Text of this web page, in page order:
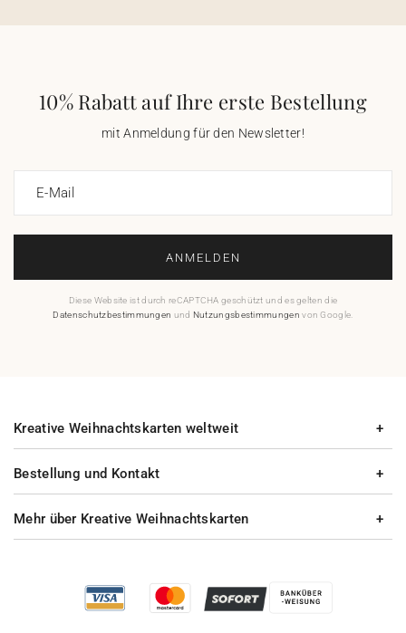
10% Rabatt auf Ihre erste Bestellung
mit Anmeldung für den Newsletter!
E-Mail
ANMELDEN
Diese Website ist durch reCAPTCHA geschützt und es gelten die
Datenschutzbestimmungen und Nutzungsbestimmungen von Google.
Bestellung und Kontakt
Mehr über Kreative Weihnachtskarten
Kreative Weihnachtskarten weltweit